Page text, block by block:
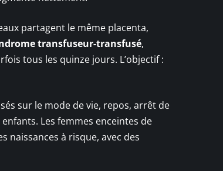
partagent le même placenta,
transfuseur-transfusé,
tous les quinze jours. L’objectif :
sur le mode de vie, repos, arrêt de
Les femmes enceintes de
naissances à risque, avec des